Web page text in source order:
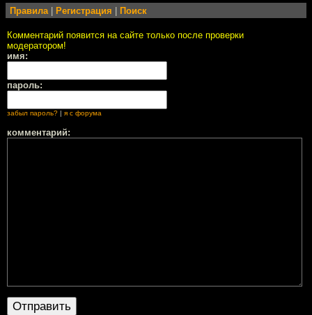
Правила Регистрация Поиск
Комментарий появится на сайте только после проверки
модератором!
имя:
пароль:
забыл пароль? | я с форума
комментарий: